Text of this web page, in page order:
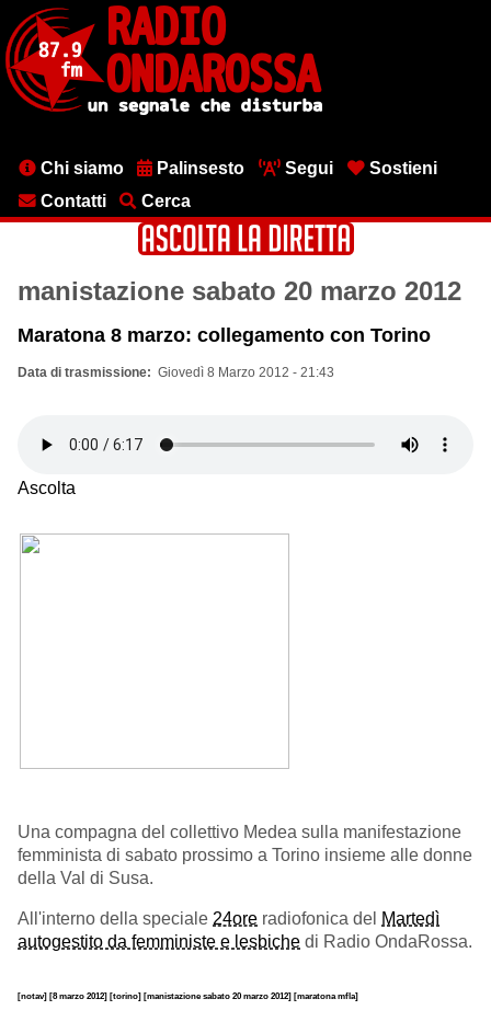
contenuto
principale
MenuChi siamo Palinsesto Segui
Sostieni
Contatti
Cerca
manistazione sabato 20 marzo 2012
Maratona 8 marzo: collegamento con Torino
Data di trasmissione Giovedì 8 Marzo 2012 - 21:43
Ascolta
Una compagna del collettivo Medea sulla manifestazione
femminista di sabato prossimo a Torino insieme alle donne
della Val di Susa.
All'interno della speciale 24ore radiofonica del Martedì
autogestito da femministe e lesbiche di Radio OndaRossa.
[notav] [8 marzo 2012] [torino] [manistazione sabato 20 marzo 2012] [maratona mfla]